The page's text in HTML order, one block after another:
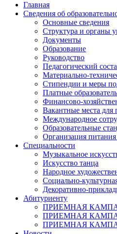
Главная
Сведения об
Основные сведения
Структура и органы
Документы
Образование
Руководство
Педагогический
Материально-
Стипендии и меры
Платные
Финансово-
Вакантные места для
Международное
Образовательные
Организация питания
Специальности
Музыкальное
Искусство танца
Народное
Социально-
Декоративно-
Абитуриенту
ПРИЕМНАЯ
ПРИЕМНАЯ
ПРИЕМНАЯ